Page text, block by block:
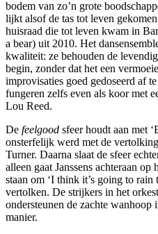
bodem van zo’n grote
lijkt alsof de tas tot leven
huisraad die tot leven kwam in
a bear) uit 2010. Het
kwaliteit: ze behouden de
begin, zonder dat het een
improvisaties goed gedoseerd af
fungeren zelfs even als koor met
Lou Reed.
De feelgood sfeer houdt aan met
onsterfelijk werd met de
Turner. Daarna slaat de sfeer
alleen gaat Janssens achteraan
staan om ‘I think it’s going to
vertolken. De strijkers in het
ondersteunen de zachte
manier.